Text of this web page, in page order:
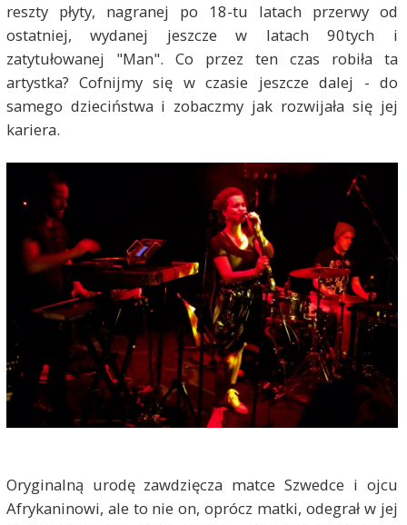
reszty płyty, nagranej po 18-tu latach przerwy od
ostatniej, wydanej jeszcze w latach 90tych i
zatytułowanej "Man". Co przez ten czas robiła ta
artystka? Cofnijmy się w czasie jeszcze dalej - do
samego dzieciństwa i zobaczmy jak rozwijała się jej
kariera.
Oryginalną urodę zawdzięcza matce Szwedce i ojcu
Afrykaninowi, ale to nie on, oprócz matki, odegrał w jej